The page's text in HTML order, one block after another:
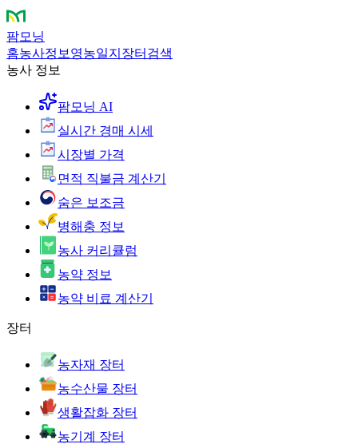
팜모닝
홈농사정보 영농일지 장터 검색
농사 정보
팜모닝 AI
실시간 경매 시세
시장별 가격
면적 직불금 계산기
숨은 보조금
병해충 정보
농사 커리큘럼
농약 정보
농약 비료 계산기
장터
농자재 장터
농수산물 장터
생활잡화 장터
농기계 장터